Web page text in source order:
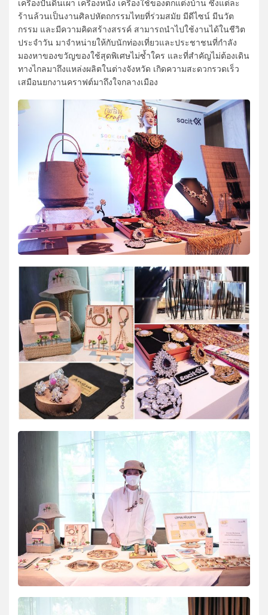
เครื่องปั้นดินเผา เครื่องหนัง เครื่องใช้ของตกแต่งบ้าน ซึ่งแต่ละ
ร้านล้วนเป็นงานศิลปหัตถกรรมไทยที่ร่วมสมัย มีดีไซน์ มีนวัต
กรรม และมีความคิดสร้างสรรค์ สามารถนำไปใช้งานได้ในชีวิต
ประจำวัน มาจำหน่ายให้กับนักท่องเที่ยวและประชาชนที่กำลัง
มองหาของขวัญของใช้สุดพิเศษไม่ซ้ำใคร และที่สำคัญไม่ต้องเดิน
ทางไกลมาถึงแหล่งผลิตในต่างจังหวัด เกิดความสะดวกรวดเร็ว
เสมือนยกงานคราฟต์มาถึงใจกลางเมือง